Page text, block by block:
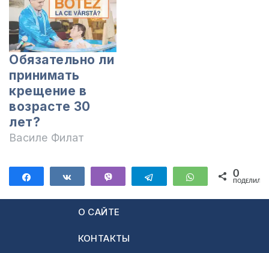
Обязательно ли
принимать
крещение в
возрасте 30
лет?
Василе Филат
ПоделитьсяПоделиться Telegram WhatsApp
0
О САЙТЕ
КОНТАКТЫ